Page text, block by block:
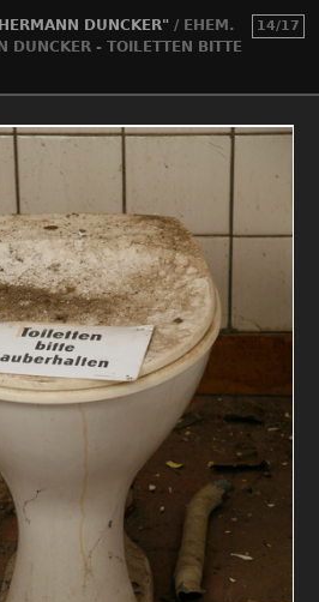
14/17
DUNCKER" / EHEM.
DUNCKER - TOILETTEN BITTE